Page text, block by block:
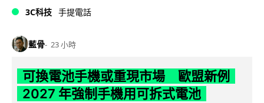
3C科技 手提電話
藍骨 23 小時
可換電池手機或重現市場 歐盟新例
2027 年強制手機用可拆式電池